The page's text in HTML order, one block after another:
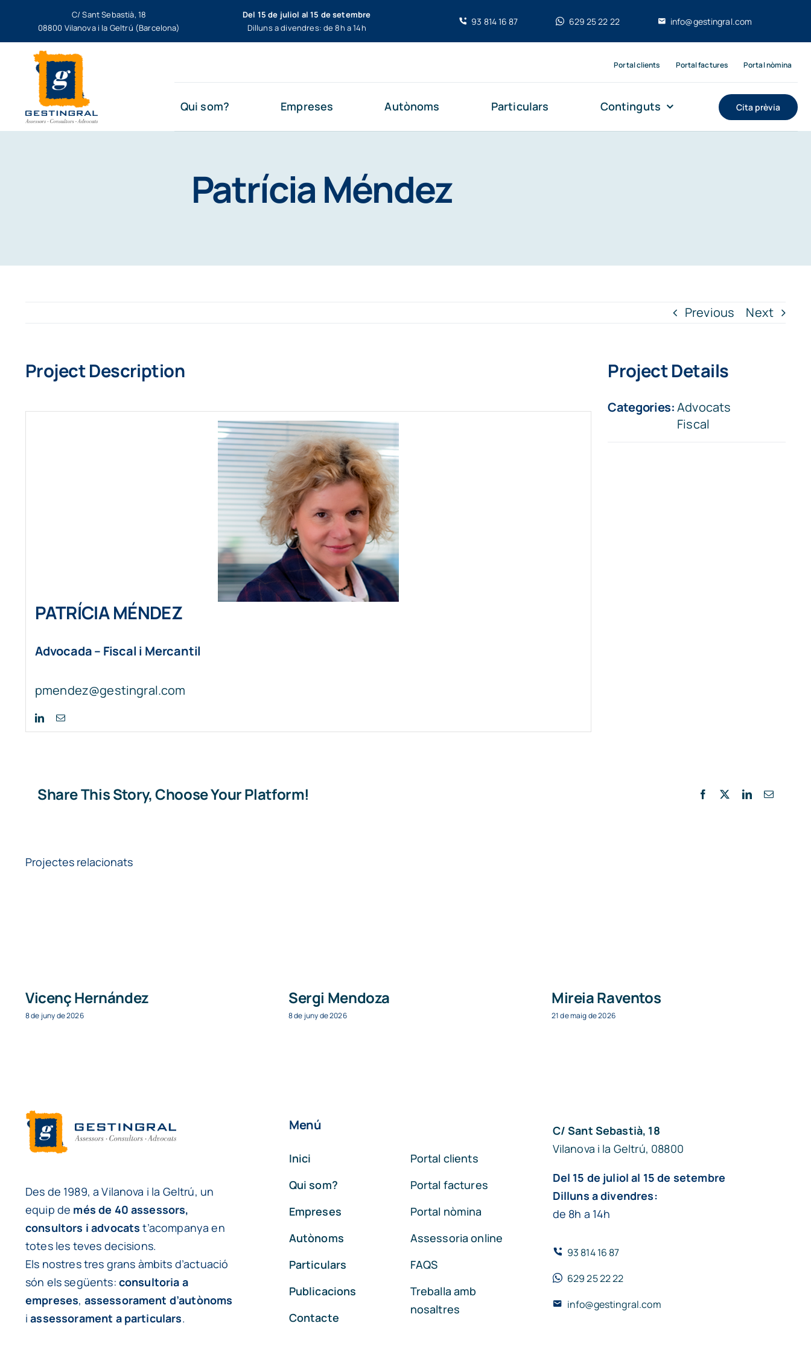
content
C/ Sant Sebastià, 18
08800 Vilanova i la Geltrú (Barcelona)
Del 15 de juliol al 15 de setembre
Dilluns a divendres: de 8h a 14h
93 814 16 87 629 25 22 22 info@gestingral.com
Portal clients Portal factures Portal nòmina
Qui som? Empreses Autònoms Particulars Continguts Cita prèvia
Patrícia Méndez
Previous Next
Project Description
PATRÍCIA MÉNDEZ
Advocada – Fiscal i Mercantil
pmendez@gestingral.com
Project Details
Categories:Advocats
Fiscal
Share This Story, Choose Your Platform! Facebook LinkedInEmail:
Projectes relacionats
Vicenç Hernández
8 de juny de 2026
Sergi Mendoza
8 de juny de 2026
Mireia Raventos
21 de maig de 2026
Des de 1989, a Vilanova i la Geltrú, un
equip de més de 40 assessors,
consultors i advocats t’acompanya en
totes les teves decisions.
Els nostres tres grans àmbits d’actuació
són els següents: consultoria a
empreses, assessorament d’autònoms
iassessorament a particulars.
Menú
Inici
Qui som?
Empreses
Autònoms
Particulars
Publicacions
Contacte
Portal clients
Portal factures
Portal nòmina
Assessoria online
FAQS
Treballa amb
nosaltres
C/ Sant Sebastià, 18
Vilanova i la Geltrú, 08800
Del 15 de juliol al 15 de setembre
Dilluns a divendres:
de 8h a 14h
93 814 16 87
629 25 22 22
info@gestingral.com